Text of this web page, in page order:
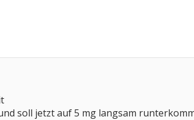
soll jetzt auf 5 mg langsam